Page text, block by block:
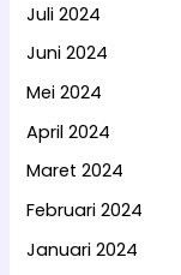
Juli 2024
Juni 2024
Mei 2024
April 2024
Maret 2024
Februari 2024
Januari 2024